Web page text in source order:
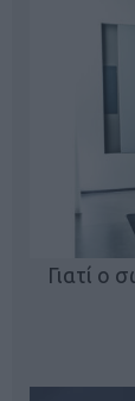
Γιατί ο